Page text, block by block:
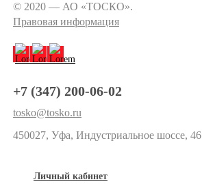
© 2020 — АО «ТОСКО».
Правовая информация
+7 (347) 200-06-02
tosko@tosko.ru
450027, Уфа, Индустриальное шоссе, 46
Личный кабинет